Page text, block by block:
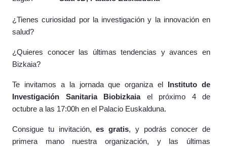
¿Tienes curiosidad por la investigación y la innovación en
salud?
¿Quieres conocer las últimas tendencias y avances en
Bizkaia?
Te invitamos a la jornada que organiza el
Instituto de
Investigación Sanitaria Biobizkaiael próximo 4 de
octubre a las 17:00h en el Palacio Euskalduna.
Consigue tu invitación,es gratis, y podrás conocer de
primera mano nuestra organización, y las últimas